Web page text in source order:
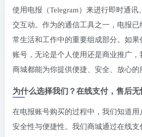
使用电报（Telegram）来进行即时通讯
交互动。作为的通信工具之一，电报已
常生活和工作中的重要组成部分。如果
账号，无论是个人使用还是商业推广
商城都能为你提供便捷、安全、放心的
为什么选择我们？在线支付，售后无
在电报账号购买的过程中，我们知道用
安全性与便捷性。我们商城通过在线